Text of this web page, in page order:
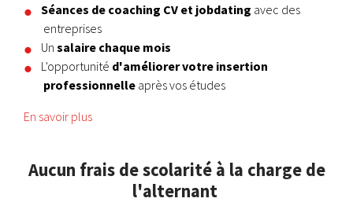
Séances de coaching CV et jobdating avec des
entreprises
Un salaire chaque mois
L'opportunité d'améliorer votre insertion
professionnelle après vos études
En savoir plus
Aucun frais de scolarité à la charge de
l'alternant